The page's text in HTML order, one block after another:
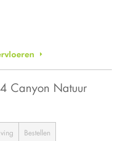
Canyon Natuur
Bestellen